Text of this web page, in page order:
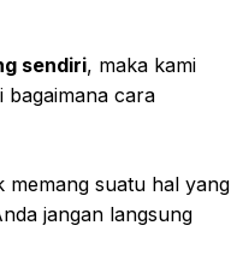
sendiri, maka kami
bagaimana cara
memang suatu hal yang
jangan langsung